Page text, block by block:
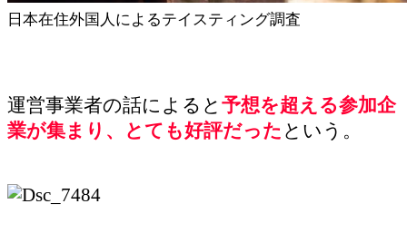
日本在住外国人によるテイスティング調査
運営事業者の話によると 予想を超える参加企
業が集まり、とても好評だった という。